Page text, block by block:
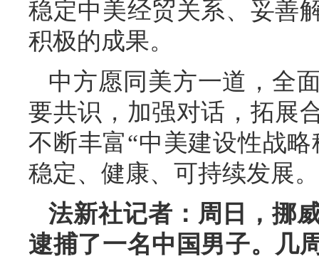
稳定中美经贸关系、妥善
积极的成果。
中方愿同美方一道，全
要共识，加强对话，拓展
不断丰富“中美建设性战
稳定、健康、可持续发展。
法新社记者：周日，挪
逮捕了一名中国男子。几